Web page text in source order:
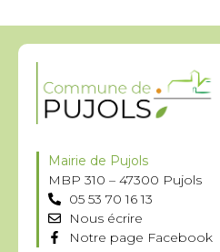
Mairie de Pujols
MBP 310 – 47300 Pujols
05 53 70 16 13
Nous écrire
Notre page Facebook